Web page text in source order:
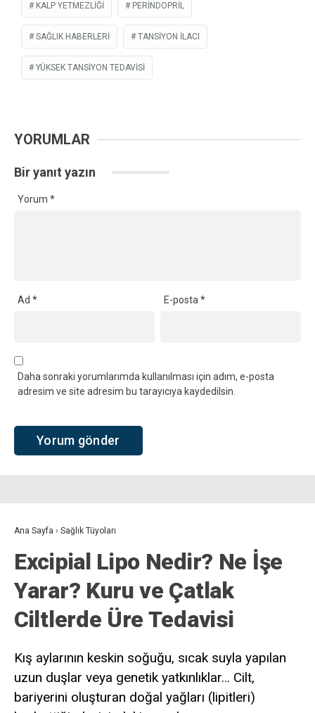
KALP YETMEZLIĞI PERINDOPRIL
SAĞLIK HABERLERI TANSIYON ILACI
YÜKSEK TANSIYON TEDAVISI
YORUMLAR
Bir yanıt yazın
Yorum *
Ad * E-posta*
Daha sonraki yorumlarımda kullanılması için adım, e-posta
adresim ve site adresim bu tarayıcıya kaydedilsin.
Ana Sayfa › Sağlık Tüyoları
Excipial Lipo Nedir? Ne İşe
Yarar? Kuru ve Çatlak
Ciltlerde Üre Tedavisi
Kış aylarının keskin soğuğu, sıcak suyla yapılan
uzun duşlar veya genetik yatkınlıklar… Cilt,
bariyerini oluşturan doğal yağları (lipitleri)